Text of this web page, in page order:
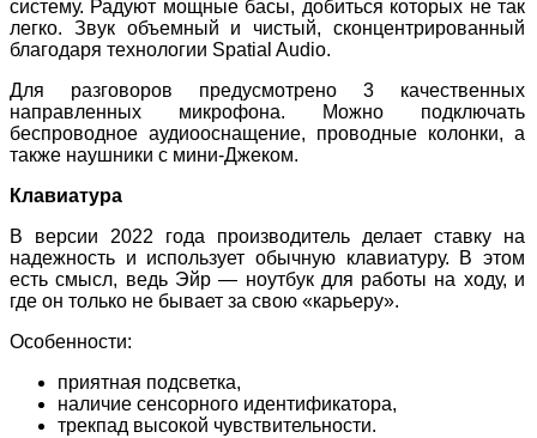
систему. Радуют мощные басы, добиться которых не так
легко. Звук объемный и чистый, сконцентрированный
благодаря технологии Spatial Audio.
Для разговоров предусмотрено 3 качественных
направленных микрофона. Можно подключать
беспроводное аудиооснащение, проводные колонки, а
также наушники с мини-Джеком.
Клавиатура
В версии 2022 года производитель делает ставку на
надежность и использует обычную клавиатуру. В этом
есть смысл, ведь Эйр — ноутбук для работы на ходу, и
где он только не бывает за свою «карьеру».
Особенности:
приятная подсветка,
наличие сенсорного идентификатора,
трекпад высокой чувствительности.